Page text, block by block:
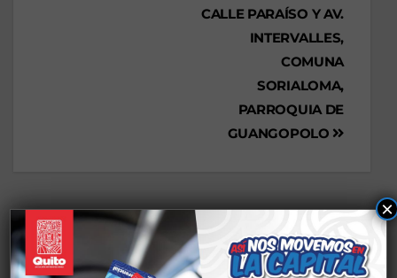
CALLE PARAÍSO Y AV.
INTERVALLES,
COMUNA
SORIALOMA,
PARROQUIA DE
GUANGOPOLO
Deja una respuesta
×